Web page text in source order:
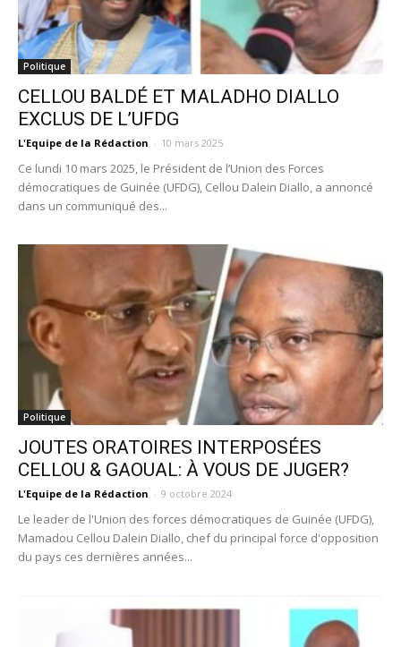
Politique
CELLOU BALDÉ ET MALADHO DIALLO
EXCLUS DE L’UFDG
L'Equipe de la Rédaction - 10 mars 2025
Ce lundi 10 mars 2025, le Président de l’Union des Forces
démocratiques de Guinée (UFDG), Cellou Dalein Diallo, a annoncé
dans un communiqué des...
Politique
JOUTES ORATOIRES INTERPOSÉES
CELLOU & GAOUAL: À VOUS DE JUGER?
L'Equipe de la Rédaction - 9 octobre 2024
Le leader de l'Union des forces démocratiques de Guinée (UFDG),
Mamadou Cellou Dalein Diallo, chef du principal force d'opposition
du pays ces dernières années...